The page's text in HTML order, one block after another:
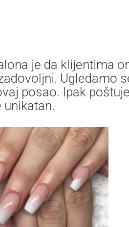
je da klijentima
Ugledamo
posao. Ipak
unikatan.